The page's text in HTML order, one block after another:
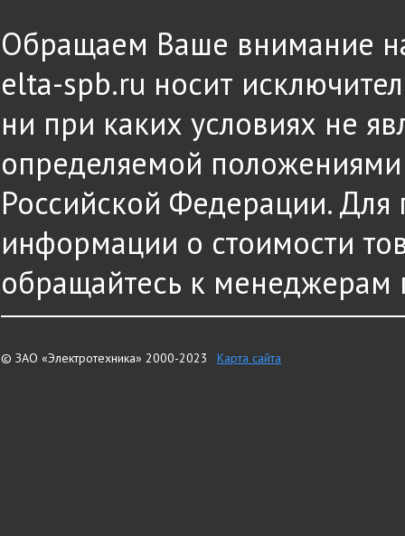
Обращаем Ваше внимание
elta-spb.ru носит
ни при каких условиях не
определяемой положениями
Российской Федерации.
информации о стоимости
обращайтесь к
© ЗАО «Электротехника» 2000-2023 Карта сайта